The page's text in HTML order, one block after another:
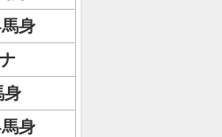
身
身
身